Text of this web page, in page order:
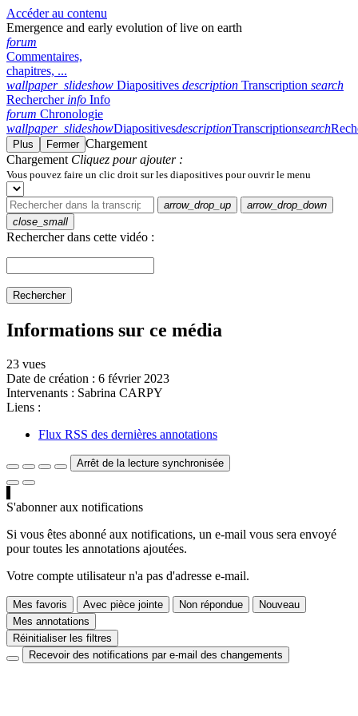
Accéder au contenu
Emergence and early evolution of live on earth
forum
Commentaires,
chapitres, ...
wallpaper_slideshow Diapositives description Transcription search
Rechercher info Info
forum Chronologie
wallpaper_slideshowDiapositivesdescriptionTranscriptionsearch
Plus Fermer Chargement
Chargement Cliquez pour ajouter :
Vous pouvez faire un clic droit sur les diapositives pour ouvrir le menu
arrow_drop_up
arrow_drop_down
close_small
Rechercher dans cette vidéo :
Rechercher
Informations sur ce média
23 vues
Date de création : 6 février 2023
Intervenants : Sabrina CARPY
Liens :
Flux RSS des dernières annotations
Arrêt de la lecture synchronisée
S'abonner aux notifications
Si vous êtes abonné aux notifications, un e-mail vous sera envoyé
pour toutes les annotations ajoutées.
Votre compte utilisateur n'a pas d'adresse e-mail.
Mes favoris Avec pièce jointe Non répondue
Nouveau
Mes annotations
Réinitialiser les filtres
Recevoir des notifications par e-mail des changements